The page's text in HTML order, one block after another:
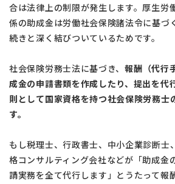
合は法律上の制限が発生します。厚生労
係の助成金は労働社会保険諸法令に基づ
続きと深く結びついているためです。
社会保険労務士法に基づき、報酬（代行
成金の申請書類を作成したり、提出を代
則として国家資格を持つ社会保険労務士
す。
もし税理士、行政書士、中小企業診断士
格コンサルティング会社などが「助成金
請実務を全て代行します」とうたって報